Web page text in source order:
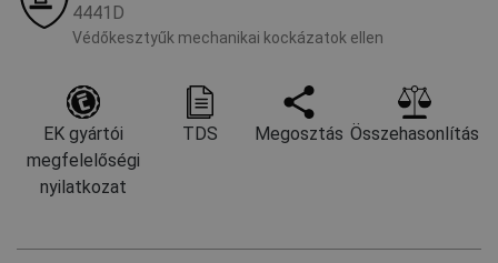
4441D
Védőkesztyűk mechanikai kockázatok ellen
EK gyártói
megfelelőségi
nyilatkozat
TDS Megosztás Összehasonlítás